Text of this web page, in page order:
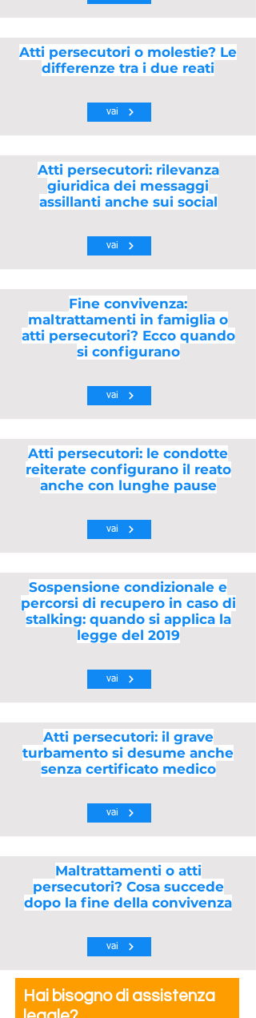
Atti persecutori o molestie? Le
differenze tra i due reati
vai
Atti persecutori: rilevanza
giuridica dei messaggi
assillanti anche sui social
vai
Fine convivenza:
maltrattamenti in famiglia o
atti persecutori? Ecco quando
si configurano
vai
Atti persecutori: le condotte
reiterate configurano il reato
anche con lunghe pause
vai
Sospensione condizionale e
percorsi di recupero in caso di
stalking: quando si applica la
legge del 2019
vai
Atti persecutori: il grave
turbamento si desume anche
senza certificato medico
vai
Maltrattamenti o atti
persecutori? Cosa succede
dopo la fine della convivenza
vai
Hai bisogno di assistenza